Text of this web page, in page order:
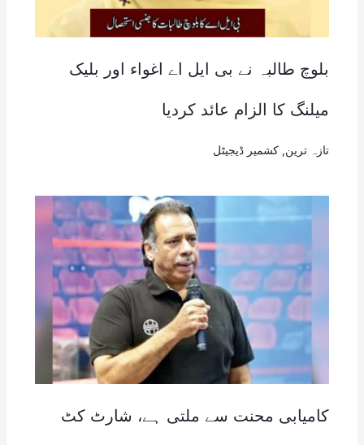
بلوچ طالبہ نے بی ایل اے اغواء اور بلیک
میلنگ کا الزام عائد کردیا
تازہ ترین کشمیر ڈیجیٹل
کامیابی محنت سے ملتی ہے، شارٹ کٹ